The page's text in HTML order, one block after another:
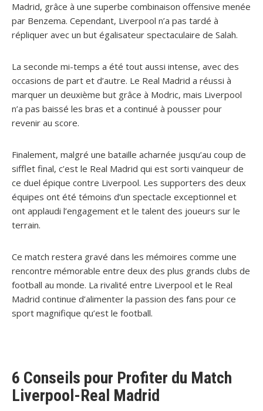
Madrid, grâce à une superbe combinaison offensive menée
par Benzema. Cependant, Liverpool n’a pas tardé à
répliquer avec un but égalisateur spectaculaire de Salah.
La seconde mi-temps a été tout aussi intense, avec des
occasions de part et d’autre. Le Real Madrid a réussi à
marquer un deuxième but grâce à Modric, mais Liverpool
n’a pas baissé les bras et a continué à pousser pour
revenir au score.
Finalement, malgré une bataille acharnée jusqu’au coup de
sifflet final, c’est le Real Madrid qui est sorti vainqueur de
ce duel épique contre Liverpool. Les supporters des deux
équipes ont été témoins d’un spectacle exceptionnel et
ont applaudi l’engagement et le talent des joueurs sur le
terrain.
Ce match restera gravé dans les mémoires comme une
rencontre mémorable entre deux des plus grands clubs de
football au monde. La rivalité entre Liverpool et le Real
Madrid continue d’alimenter la passion des fans pour ce
sport magnifique qu’est le football.
6 Conseils pour Profiter du Match
Liverpool-Real Madrid